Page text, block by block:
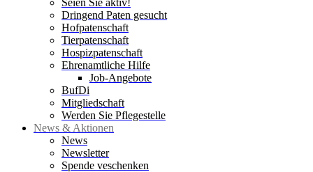
Seien Sie aktiv!
Dringend Paten gesucht
Hofpatenschaft
Tierpatenschaft
Hospizpatenschaft
Ehrenamtliche Hilfe
Job-Angebote
BufDi
Mitgliedschaft
Werden Sie Pflegestelle
News & Aktionen
News
Newsletter
Spende veschenken